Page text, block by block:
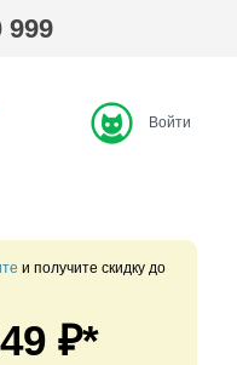
999
Войти
и получите скидку до
₽*